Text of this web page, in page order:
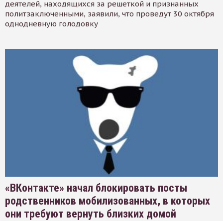
деятелей, находящихся за решеткой и признанных
политзаключенными, заявили, что проведут 30 октября
однодневную голодовку
«ВКонтакте» начал блокировать посты
родственников мобилизованных, в которых
они требуют вернуть близких домой